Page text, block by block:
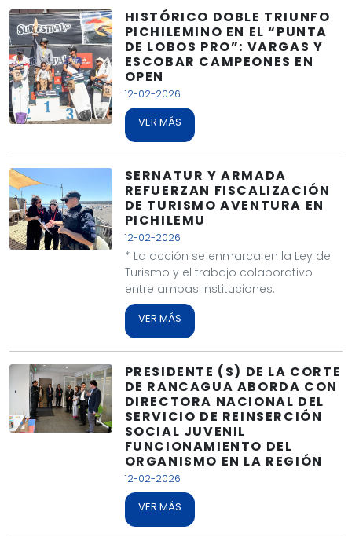
HISTÓRICO DOBLE TRIUNFO
PICHILEMINO EN EL “PUNTA
DE LOBOS PRO”: VARGAS Y
ESCOBAR CAMPEONES EN
OPEN
12-02-2026
VER MÁS
SERNATUR Y ARMADA
REFUERZAN FISCALIZACIÓN
DE TURISMO AVENTURA EN
PICHILEMU
12-02-2026
* La acción se enmarca en la Ley de
Turismo y el trabajo colaborativo
entre ambas instituciones.
VER MÁS
PRESIDENTE (S) DE LA CORTE
DE RANCAGUA ABORDA CON
DIRECTORA NACIONAL DEL
SERVICIO DE REINSERCIÓN
SOCIAL JUVENIL
FUNCIONAMIENTO DEL
ORGANISMO EN LA REGIÓN
12-02-2026
VER MÁS